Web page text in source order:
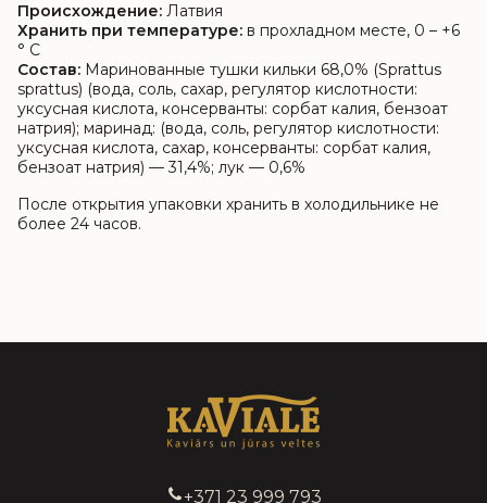
Происхождение: Латвия
Хранить при температуре: в прохладном месте, 0 – +6
° C
Состав: Маринованные тушки кильки 68,0% (Sprattus
sprattus) (вода, соль, сахар, регулятор кислотности:
уксусная кислота, консерванты: сорбат калия, бензоат
натрия); маринад: (вода, соль, регулятор кислотности:
уксусная кислота, сахар, консерванты: сорбат калия,
бензоат натрия) — 31,4%; лук — 0,6%
После открытия упаковки хранить в холодильнике не
более 24 часов.
+371 23 999 793